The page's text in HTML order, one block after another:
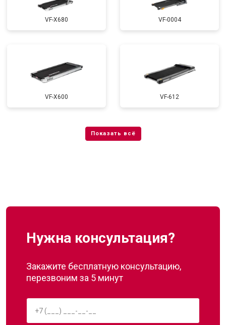
VF-X680 VF-0004
VF-X600 VF-612
Нужна консультация?
Закажите бесплатную консультацию,
перезвоним за 5 минут